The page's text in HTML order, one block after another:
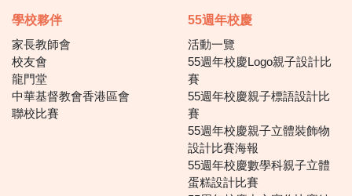
學校夥伴
家長教師會
校友會
龍門堂
中華基督教會香港區會
聯校比賽
55週年校慶
活動一覽
55週年校慶Logo親子設計比
賽
55週年校慶親子標語設計比
賽
55週年校慶親子立體裝飾物
設計比賽海報
55週年校慶數學科親子立體
蛋糕設計比賽